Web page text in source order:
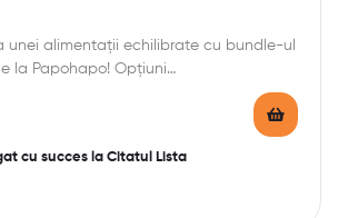
unei alimentații echilibrate cu bundle-ul
la Papohapo! Opțiuni…
cu succes la Citatul Lista